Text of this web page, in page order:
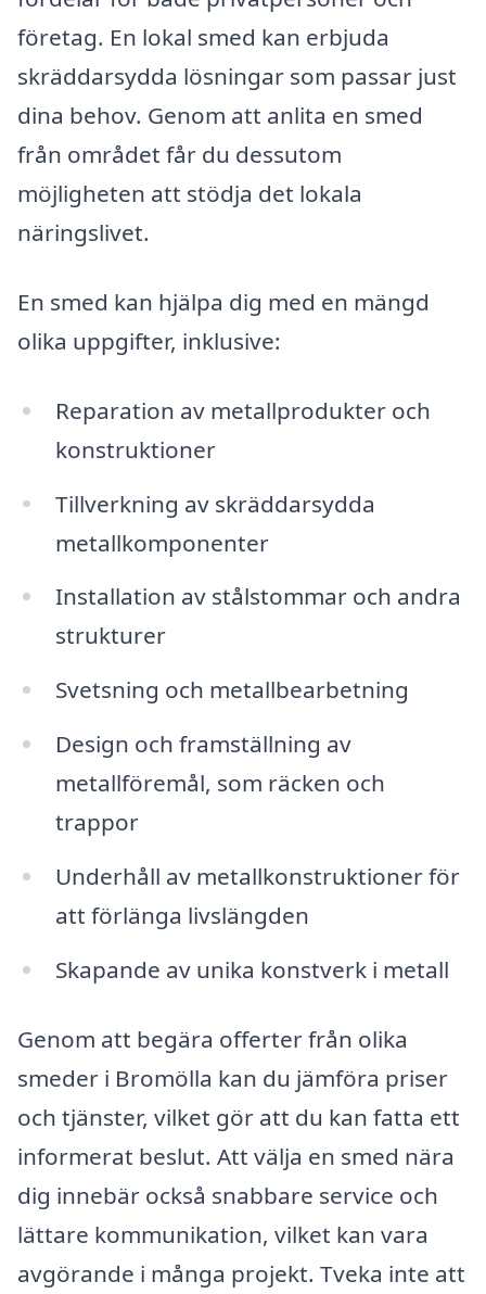
företag. En lokal smed kan erbjuda
skräddarsydda lösningar som passar just
dina behov. Genom att anlita en smed
från området får du dessutom
möjligheten att stödja det lokala
näringslivet.
En smed kan hjälpa dig med en mängd
olika uppgifter, inklusive:
Reparation av metallprodukter och
konstruktioner
Tillverkning av skräddarsydda
metallkomponenter
Installation av stålstommar och andra
strukturer
Svetsning och metallbearbetning
Design och framställning av
metallföremål, som räcken och
trappor
Underhåll av metallkonstruktioner för
att förlänga livslängden
Skapande av unika konstverk i metall
Genom att begära offerter från olika
smeder i Bromölla kan du jämföra priser
och tjänster, vilket gör att du kan fatta ett
informerat beslut. Att välja en smed nära
dig innebär också snabbare service och
lättare kommunikation, vilket kan vara
avgörande i många projekt. Tveka inte att